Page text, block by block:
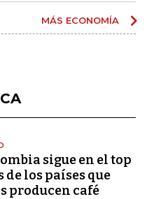
MÁS ECONOMÍA
sigue en el top
de los países que
producen café